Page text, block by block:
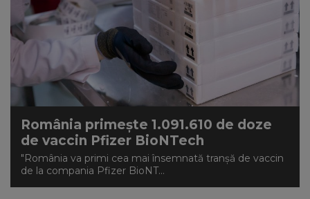
România primește 1.091.610 de doze
de vaccin Pfizer BioNTech
"România va primi cea mai însemnată tranşă de vaccin
de la compania Pfizer BioNT...